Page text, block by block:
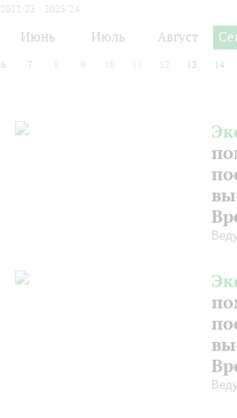
2022/23
2023/24
Июнь Июль Август
6 7 8 9 10 12 13 14